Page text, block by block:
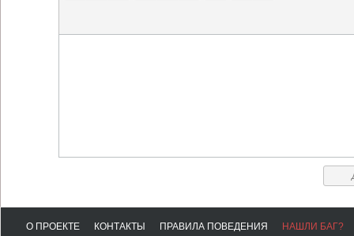
О ПРОЕКТЕ КОНТАКТЫ ПРАВИЛА ПОВЕДЕНИЯ НАШЛИ БАГ?